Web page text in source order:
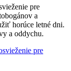
pre
a
horúce letné dni.
a oddychu.
pre